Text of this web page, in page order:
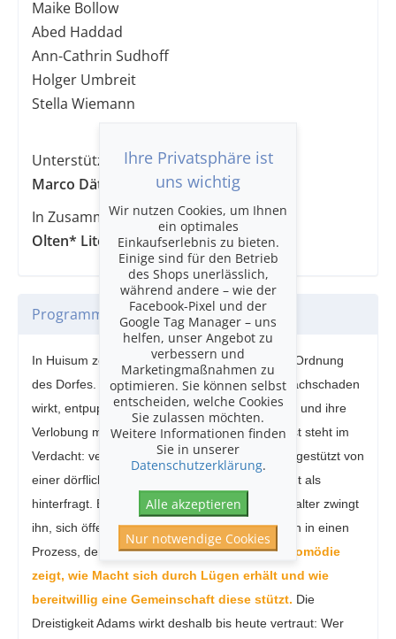
Maike Bollow
Abed Haddad
Ann-Cathrin Sudhoff
Holger Umbreit
Stella Wiemann
Unterstützt durch:
Marco Dätwyler Gruppe
In Zusammenarbeit mit:
Olten* Literatour, (Stadt)
Programm
In Huisum zerbricht ein Krug – und mit ihm die Ordnung
des Dorfes. Was zunächst wie ein harmloser Sachschaden
wirkt, entpuppt sich als Bedrohung für Eves Ruf und ihre
Verlobung mit Ruprecht. Dorfrichter Adam selbst steht im
Verdacht: verletzt, mit Ausreden bewaffnet und gestützt von
einer dörflichen Hierarchie, die lieber wegschaut als
hinterfragt. Erst die Ankunft der Gerichtsrätin Walter zwingt
ihn, sich öffentlich zu verteidigen – und treibt ihn in einen
Prozess, der ihn alles kosten könnte.Kleists Komödie
zeigt, wie Macht sich durch Lügen erhält und wie
bereitwillig eine Gemeinschaft diese stützt. Die
Dreistigkeit Adams wirkt deshalb bis heute vertraut: Wer
Ihre Privatsphäre ist
uns wichtig
Wir nutzen Cookies, um Ihnen
ein optimales
Einkaufserlebnis zu bieten.
Einige sind für den Betrieb
des Shops unerlässlich,
während andere – wie der
Facebook-Pixel und der
Google Tag Manager – uns
helfen, unser Angebot zu
verbessern und
Marketingmaßnahmen zu
optimieren. Sie können selbst
entscheiden, welche Cookies
Sie zulassen möchten.
Weitere Informationen finden
Sie in unserer
Datenschutzerklärung.
Alle akzeptieren
Nur notwendige Cookies